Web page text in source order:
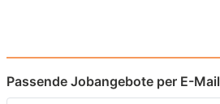
Passende Jobangebote per E-